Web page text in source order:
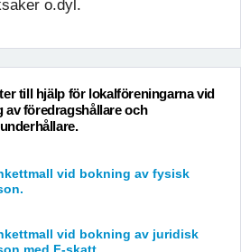
o.dyl.
till hjälp för lokalföreningarna vid
av föredragshållare och
vid bokning av fysisk
vid bokning av juridisk